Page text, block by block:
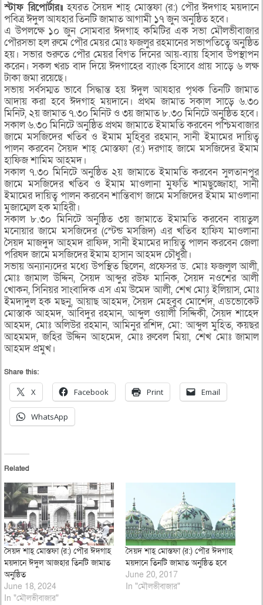
স্টাফ রিপোর্টার॥ হযরত সৈয়দ শাহ্ মোস্তফা (র:) পৌর ঈদগাহ ময়দানে
পবিত্র ঈদুল আযহার তিনটি জামাত আগামী ১৭ জুন অনুষ্ঠিত হবে।
এ উপলক্ষে ১০ জুন সোমবার ঈদগাহ কমিটির এক সভা মৌলভীবাজার
পৌরসভা হল রুমে পৌর মেয়র মোঃ ফজলুর রহমানের সভাপতিত্বে অনুষ্ঠিত
হয়। সভার শুরুতে পৌর মেয়র বিগত দিনের আয়-ব্যায় হিসাব উপস্থাপন
করেন। সকল খরচ বাদ দিয়ে ঈদগাহের ব্যাংক হিসাবে প্রায় সাড়ে ৬ লক্ষ
টাকা জমা রয়েছে।
সভায় সর্বসম্মত ভাবে সিদ্ধান্ত হয় ঈদুল আযহার পৃথক তিনটি জামাত
আদায় করা হবে ঈদগাহ ময়দানে। প্রথম জামাত সকাল সাড়ে ৬.৩০
মিনিট, ২য় জামাত ৭.৩০ মিনিট ও ৩য় জামাত ৮.৩০ মিনিটে অনুষ্ঠিত হবে।
সকাল ৬.৩০ মিনিটে অনুষ্ঠিত প্রথম জামাতে ইমামতি করবেন পশ্চিমবাজার
জামে মসজিদের খতিব ও ইমাম মুহিবুর রহমান, সানী ইমামের দায়িত্ব
পালন করবেন সৈয়দ শাহ্ মোস্তফা (র:) দরগাহ জামে মসজিদের ইমাম
হাফিজ শামিম আহমদ।
সকাল ৭.৩০ মিনিটে অনুষ্ঠিত ২য় জামাতে ইমামতি করবেন সুলতানপুর
জামে মসজিদের খতিব ও ইমাম মাওলানা মুফতি শামছুজ্জোহা, সানী
ইমামের দায়িত্ব পালন করবেন শান্তিবাগ জামে মসজিদের ইমাম মাওলানা
মুজাম্মেল হক মাহিরী।
সকাল ৮.৩০ মিনিটে অনুষ্ঠিত ৩য় জামাতে ইমামতি করবেন বায়তুল
মনোয়ার জামে মসজিদের (স্টেন্ড মসজিদ) এর খতিব হাফিয মাওলানা
সৈয়দ মাজদুদ আহমদ রাফিদ, সানী ইমামের দায়িত্ব পালন করবেন জেলা
পরিষদ জামে মসজিদের ইমাম হাসান আহমদ চৌধুরী।
সভায় অন্যান্যদের মধ্যে উপস্থিত ছিলেন, প্রফেসর ড. মোঃ ফজলুল আলী,
মোঃ জামাল উদ্দিন, সৈয়দ আব্দুর রউফ মানিক, সৈয়দ নওশের আলী
খোকন, সিনিয়র সাংবাদিক এস এম উমেদ আলী, শেখ মোঃ ইলিয়াস, মোঃ
ইমদাদুল হক মছনু, আয়াছ আহমদ, সৈয়দ মেহবুব মোর্শেদ, এডভোকেট
মোস্তাক আহমদ, আবিদুর রহমান, আব্দুল ওয়ালী সিদ্দিকী, সৈয়দ শাহেদ
আহমদ, মোঃ অলিউর রহমান, আমিনুর রশিদ, মো: আব্দুল মুহিত, কয়ছর
আহমমদ, জহির উদ্দিন আহমেদ, মোঃ রুবেল মিয়া, শেখ মোঃ জামাল
আহমদ প্রমুখ।
Share this:
X Facebook Print Email
WhatsApp
Related
সৈয়দ শাহ্ মোস্তফা (র:) পৌর ঈদগাহ
ময়দানে ঈদুল আজহার তিনটি জামাত
অনুষ্ঠিত
June 18, 2024
In "মৌলভীবাজার"
সৈয়দ শাহ্ মোস্তফা (র:) পৌর ঈদগাহ
ময়দানে তিনটি জামাত অনুষ্ঠিত হবে
June 20, 2017
In "মৌলভীবাজার"